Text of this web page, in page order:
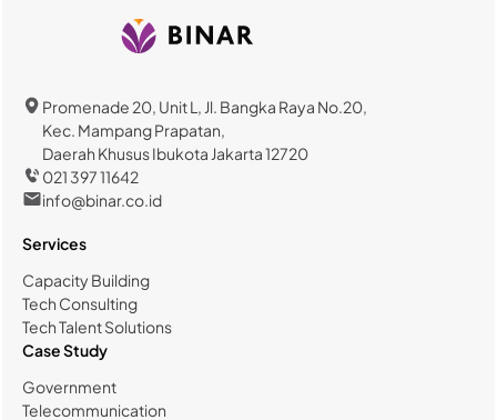
Promenade 20, Unit L, Jl. Bangka Raya No.20,
Kec. Mampang Prapatan,
Daerah Khusus Ibukota Jakarta 12720
021 397 11642
info@binar.co.id
Services
Capacity Building
Tech Consulting
Tech Talent Solutions
Case Study
Government
Telecommunication